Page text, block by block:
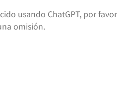
usando ChatGPT, por favor
omisión.